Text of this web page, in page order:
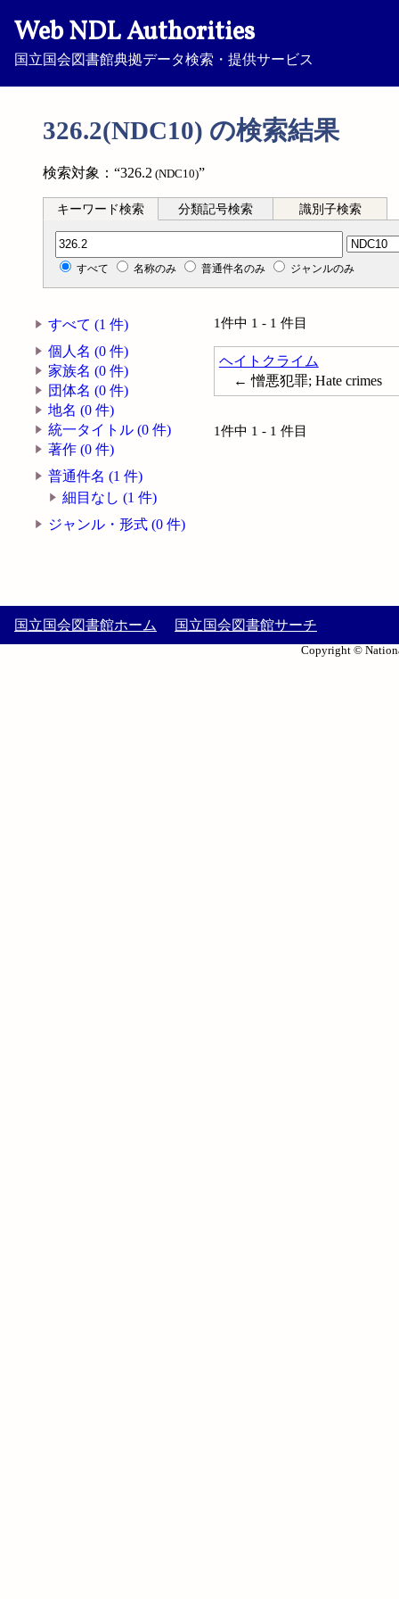
Web NDL Authorities
国立国会図書館典拠データ検索・提供サービス
326.2(NDC10) の検索結果
検索対象：“326.2 (NDC10)”
キーワード検索 分類記号検索 識別子検索
分類記号検索
すべて 名称のみ 普通件名のみ ジャンルのみ
すべて (1 件)
個人名 (0 件)
家族名 (0 件)
団体名 (0 件)
地名 (0 件)
統一タイトル (0 件)
著作 (0 件)
普通件名 (1 件)
細目なし (1 件)
ジャンル・形式 (0 件)
1件中 1 - 1 件目
ヘイトクライム
← 憎悪犯罪; Hate crimes
1件中 1 - 1 件目
国立国会図書館ホーム 国立国会図書館サーチ
Copyright ©